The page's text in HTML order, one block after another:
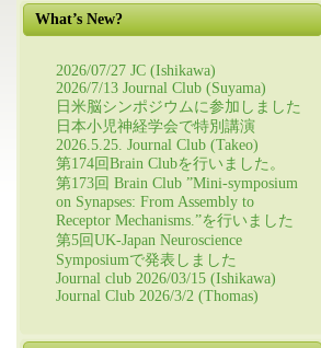
What’s New?
2026/07/27 JC (Ishikawa)
2026/7/13 Journal Club (Suyama)
日米脳シンポジウムに参加しました
日本小児神経学会で特別講演
2026.5.25. Journal Club (Takeo)
第174回Brain Clubを行いました。
第173回 Brain Club ”Mini-symposium
on Synapses: From Assembly to
Receptor Mechanisms.”を行いました
第5回UK-Japan Neuroscience
Symposiumで発表しました
Journal club 2026/03/15 (Ishikawa)
Journal Club 2026/3/2 (Thomas)